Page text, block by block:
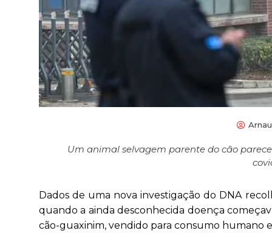
Um animal selvagem parente do cão
Dados de uma nova investigação do DNA
quando a ainda desconhecida doença
cão-guaxinim, vendido para consumo humano